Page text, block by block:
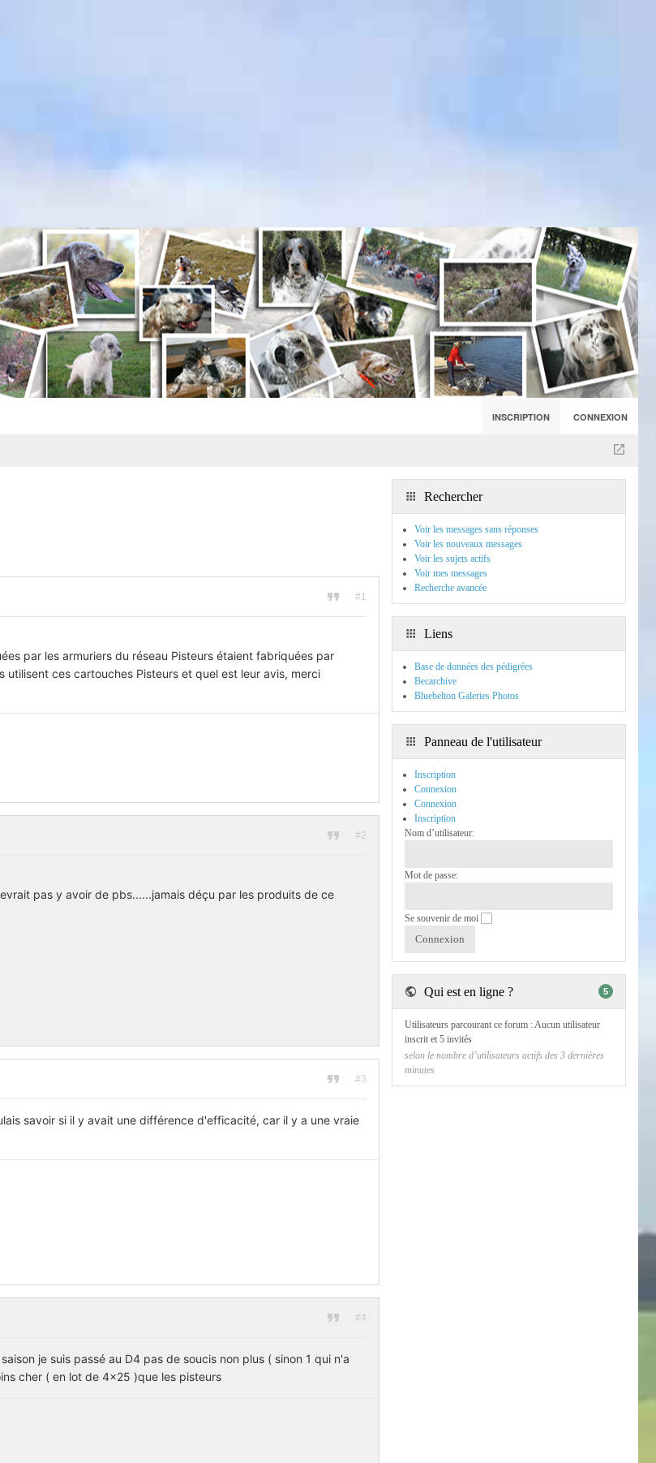
INSCRIPTION CONNEXION
#1
par les armuriers du réseau Pisteurs étaient fabriquées par
utilisent ces cartouches Pisteurs et quel est leur avis, merci
#2
pas y avoir de pbs......jamais déçu par les produits de ce
#3
savoir si il y avait une différence d'efficacité, car il y a une vraie
#4
je suis passé au D4 pas de soucis non plus ( sinon 1 qui n'a
cher ( en lot de 4x25 )que les pisteurs
Rechercher
Voir les messages sans réponses
Voir les nouveaux messages
Voir les sujets actifs
Voir mes messages
Recherche avancée
Liens
Base de données des pédigrées
Becarchive
Bluebelton Galeries Photos
Panneau de l'utilisateur
Inscription
Connexion
Connexion
Inscription
Nom d’utilisateur:
Mot de passe:
Se souvenir de moi
Qui est en ligne ? 5
Utilisateurs parcourant ce forum : Aucun utilisateur
inscrit et 5 invités
selon le nombre d’utilisateurs actifs des 3 dernières
minutes